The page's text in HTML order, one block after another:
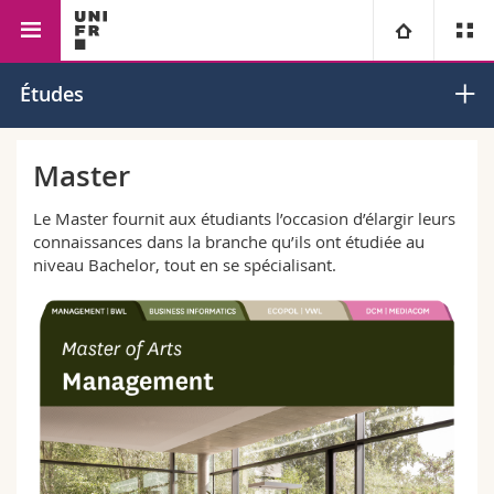
Université
Campus
Recherche
Université
Formation continue
Théologie
Droit
Lettres et sciences humaines
Sciences de l'éducation et de la formation
Vous êtes
Futurs étudiants
Etudiants
Médias
Chercheurs
Ressources
Plan d'accès
Bibliothèques
Faculté des sciences économiques et sociales et du
Études
Master
Le Master fournit aux étudiants l’occasion d’élargir leurs
connaissances dans la branche qu’ils ont étudiée au
niveau Bachelor, tout en se spécialisant.